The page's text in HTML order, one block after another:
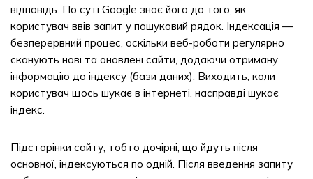
відповідь. По суті Google знає його до того, як
користувач ввів запит у пошуковий рядок. Індексація —
безперервний процес, оскільки веб-роботи регулярно
сканують нові та оновлені сайти, додаючи отриману
інформацію до індексу (бази даних). Виходить, коли
користувач щось шукає в інтернеті, насправді шукає
індекс.
Підсторінки сайту, тобто дочірні, що йдуть після
основної, індексуються по одній. Після введення запиту